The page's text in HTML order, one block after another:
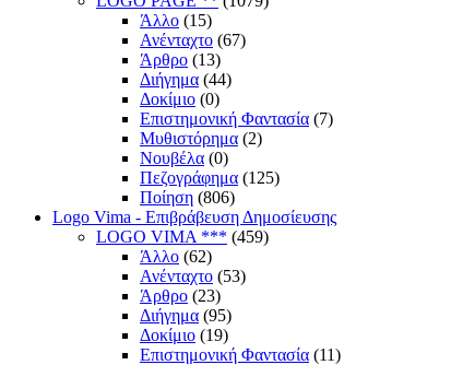
Άλλο (15)
Ανένταχτο (67)
Άρθρο (13)
Διήγημα (44)
Δοκίμιο (0)
Επιστημονική Φαντασία (7)
Μυθιστόρημα (2)
Νουβέλα (0)
Πεζογράφημα (125)
Ποίηση (806)
Logo Vima - Επιβράβευση Δημοσίευσης
LOGO VIMA *** (459)
Άλλο (62)
Ανένταχτο (53)
Άρθρο (23)
Διήγημα (95)
Δοκίμιο (19)
Επιστημονική Φαντασία (11)